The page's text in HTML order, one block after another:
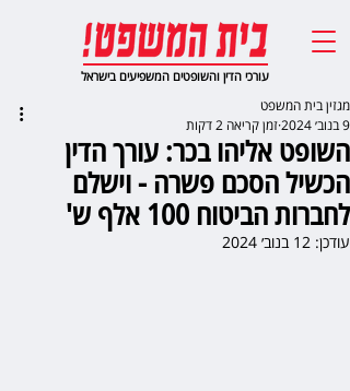
עורכי הדין והשופטים המשפיעים בישראל
השופט אליהו בכר: עורך הדין
הכשיל הסכם פשרה - וישלם
לחברות הביטוח 100 אלף ש'
מגזין בית המשפט
9 בנוב׳ 2024
זמן קריאה 2 דקות
עודכן: 12 בנוב׳ 2024